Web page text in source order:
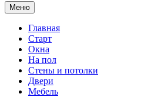
Меню
Главная
Старт
Окна
На пол
Стены и потолки
Двери
Мебель